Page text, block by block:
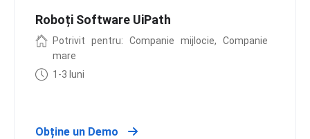
Roboți Software UiPath
Potrivit pentru: Companie mijlocie, Companie
mare
1-3 luni
Obține un Demo